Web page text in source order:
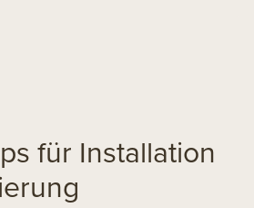
für Installation